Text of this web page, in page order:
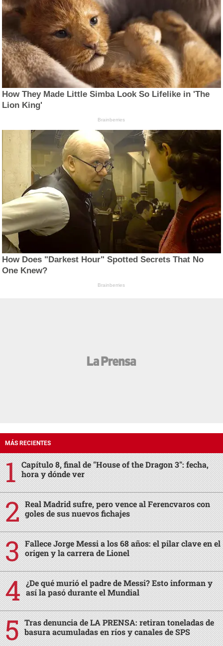
How They Made Little Simba Look So Lifelike in 'The
Lion King'
Brainberries
How Does "Darkest Hour" Spotted Secrets That No
One Knew?
Brainberries
MÁS RECIENTES
Capítulo 8, final de "House of the Dragon 3": fecha,
hora y dónde ver
Real Madrid sufre, pero vence al Ferencvaros con
goles de sus nuevos fichajes
Fallece Jorge Messi a los 68 años: el pilar clave en el
origen y la carrera de Lionel
¿De qué murió el padre de Messi? Esto informan y
así la pasó durante el Mundial
Tras denuncia de LA PRENSA: retiran toneladas de
basura acumuladas en ríos y canales de SPS